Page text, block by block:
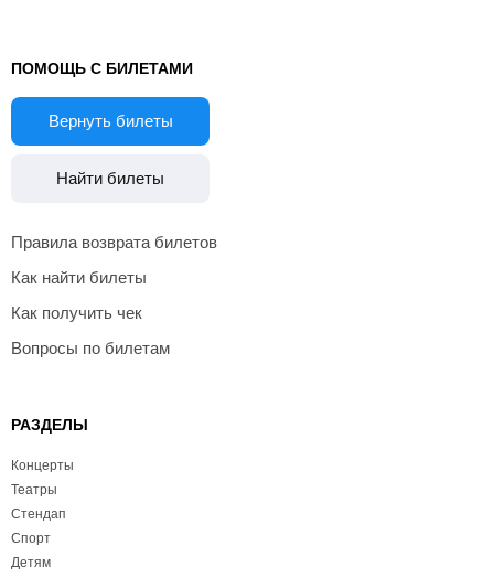
ПОМОЩЬ С БИЛЕТАМИ
Вернуть билеты
Найти билеты
Правила возврата билетов
Как найти билеты
Как получить чек
Вопросы по билетам
РАЗДЕЛЫ
Концерты
Театры
Стендап
Спорт
Детям